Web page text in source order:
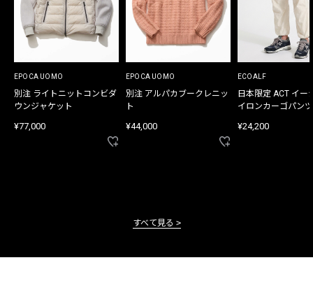
EPOCA UOMO
別注 ライトニットコンビダ
ウンジャケット
¥77,000
EPOCA UOMO
別注 アルパカブークレニッ
ト
¥44,000
ECOALF
日本限定 ACT イー
イロンカーゴパンツ
¥24,200
すべて見る